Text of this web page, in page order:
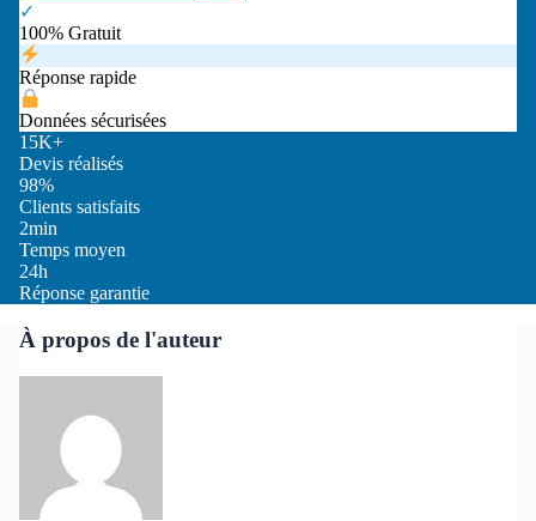
✓
100% Gratuit
Réponse rapide
Données sécurisées
15K+
Devis réalisés
98%
Clients satisfaits
2min
Temps moyen
24h
Réponse garantie
À propos de l'auteur